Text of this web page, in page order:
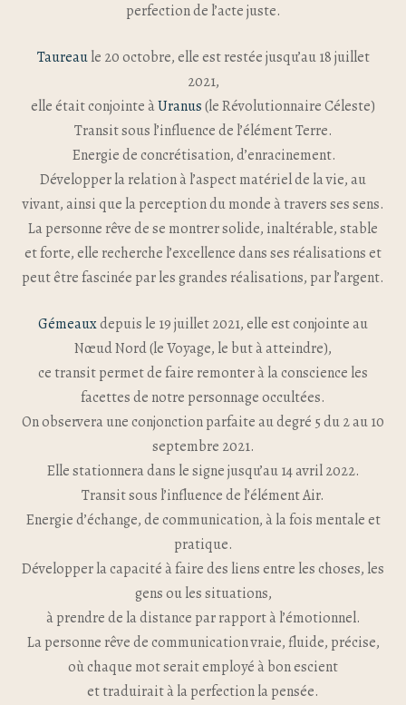
perfection de l’acte juste.
Taureaule 20 octobre, elle est restée jusqu’au 18 juillet
2021,
elle était conjointe àUranus(le Révolutionnaire Céleste)
Transit sous l’influence de l’élément Terre.
Energie de concrétisation, d’enracinement.
Développer la relation à l’aspect matériel de la vie, au
vivant, ainsi que la perception du monde à travers ses sens.
La personne rêve de se montrer solide, inaltérable, stable
et forte, elle recherche l’excellence dans ses réalisations et
peut être fascinée par les grandes réalisations, par l’argent.
Gémeauxdepuis le 19 juillet 2021, elle est conjointe au
Nœud Nord (le Voyage, le but à atteindre),
ce transit permet de faire remonter à la conscience les
facettes de notre personnage occultées.
On observera une conjonction parfaite au degré 5 du 2 au 10
septembre 2021.
Elle stationnera dans le signe jusqu’au 14 avril 2022.
Transit sous l’influence de l’élément Air.
Energie d’échange, de communication, à la fois mentale et
pratique.
Développer la capacité à faire des liens entre les choses, les
gens ou les situations,
à prendre de la distance par rapport à l’émotionnel.
La personne rêve de communication vraie, fluide, précise,
où chaque mot serait employé à bon escient
et traduirait à la perfection la pensée.